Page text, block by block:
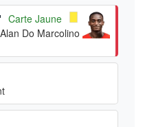
Carte Jaune
Do Marcolino